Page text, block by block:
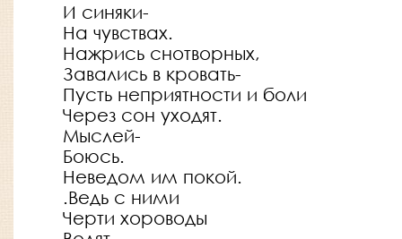
И синяки-
На чувствах.
Нажрись снотворных,
Завались в кровать-
Пусть неприятности и боли
Через сон уходят.
Мыслей-
Боюсь.
Неведом им покой.
.Ведь с ними
Черти хороводы